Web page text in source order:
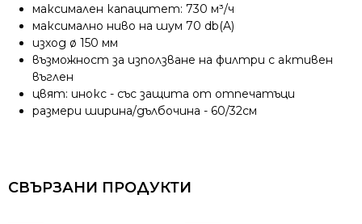
максимален капацитет: 730 м³/ч
максимално ниво на шум 70 db(A)
изход ø 150 мм
възможност за използване на филтри с активен
въглен
цвят: инокс - със защита от отпечатъци
размери ширина/дълбочина - 60/32см
СВЪРЗАНИ ПРОДУКТИ